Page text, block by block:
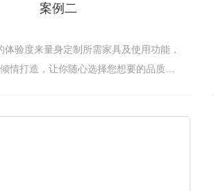
案例二
体验度来量身定制所需家具及使用功能，
情打造，让你随心选择您想要的品质家